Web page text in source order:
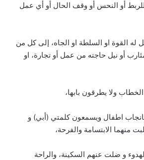
أو النحس أو وقف الحال أو أي عمل
القوة او السلطة او الجاه، إلى كل من
أو نيل حاجته من عمل أو تجارة، او
ولا يطرقون بابها،
اطفال ويسمعون كلمتي (أبي) و
منهما الابتسامة والفرحة،
و ضلت عنهم السكينة، والراحة